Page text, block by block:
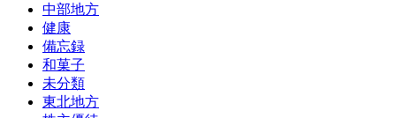
中部地方
健康
備忘録
和菓子
未分類
東北地方